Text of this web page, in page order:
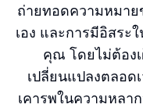
ถ่ายทอดความหมา
เอง และการมีอิสระ
คุณ โดยไม่ต้อง
เปลี่ยนแปลงตลอด
เคารพในความหลา